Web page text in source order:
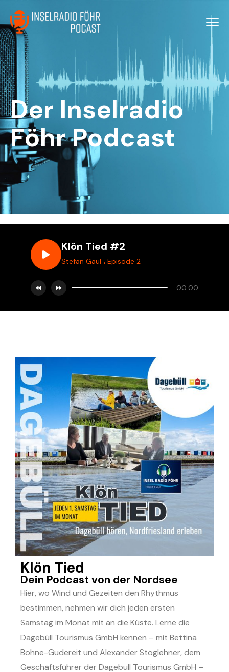
Der Inselradio
Föhr Podcast
Klön Tied #2
Stefan Gaul . Episode 2
00:00
Klön Tied
Dein Podcast von der Nordsee
Hier, wo Wind und Gezeiten den Rhythmus
bestimmen, nehmen wir dich jeden ersten
Samstag im Monat mit an die Küste. Lerne die
Dagebüll Tourismus GmbH kennen – mit Bettina
Bohne-Gudereit und Alexander Stöglehner, dem
Geschäftsführer der Dagebüll Tourismus GmbH –